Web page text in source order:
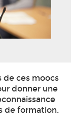
de ces moocs
donner une
de formation.